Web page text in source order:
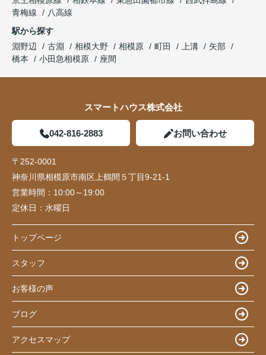
青梅線
八高線
駅から探す
淵野辺
古淵 相模大野 相模原 町田 上溝
矢部
橋本
小田急相模原 座間
スマートハウス株式会社
042-816-2883 お問い合わせ
〒252-0001
神奈川県相模原市南区上鶴間５丁目9-21-1
営業時間： 10:00～19:00
定休日： 水曜日
トップページ
スタッフ
お客様の声
ブログ
アクセスマップ